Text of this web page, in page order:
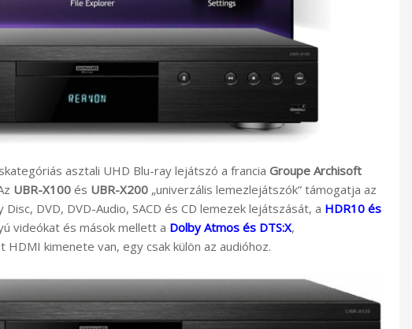
asztali UHD Blu-ray lejátszó a francia Groupe Archisoft
UBR-X100 és UBR-X200 „univerzális lemezlejátszók” támogatja az
DVD, DVD-Audio, SACD és CD lemezek lejátszását, a HDR10 és
videókat és mások mellett a Dolby Atmos és DTS:X,
kimenete van, egy csak külön az audióhoz.